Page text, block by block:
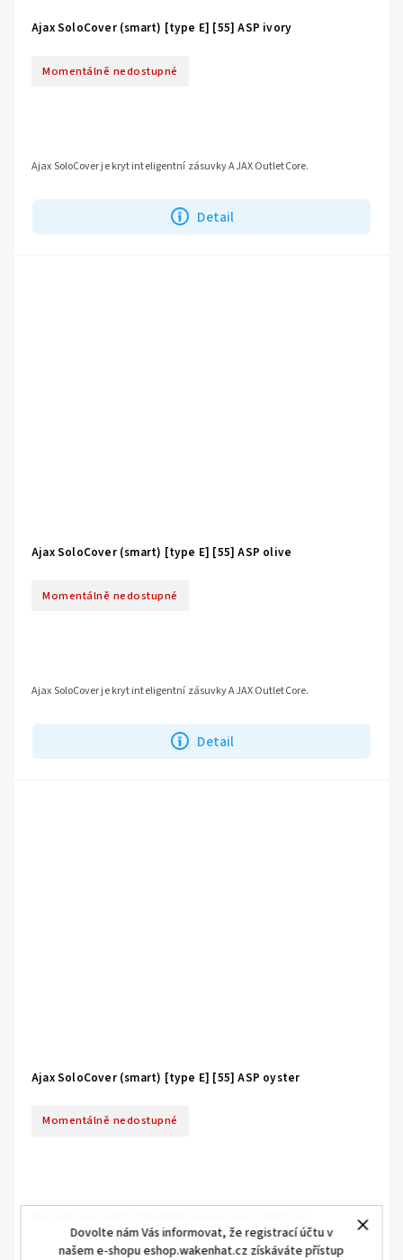
Dovolte nám Vás informovat, že registrací účtu v
našem e-shopu eshop.wakenhat.cz získáváte přístup
Ajax SoloCover (smart) [type E] [55] ASP ivory
Momentálně nedostupné
Detail
Ajax SoloCover je kryt inteligentní zásuvky AJAX OutletCore.
Ajax SoloCover (smart) [type E] [55] ASP olive
Momentálně nedostupné
Detail
Ajax SoloCover je kryt inteligentní zásuvky AJAX OutletCore.
Ajax SoloCover (smart) [type E] [55] ASP oyster
Momentálně nedostupné